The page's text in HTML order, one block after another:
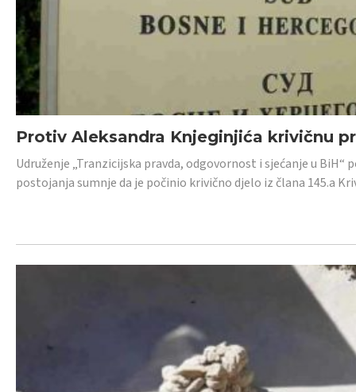
Protiv Aleksandra Knjeginjića krivičnu
Udruženje „Tranzicijska pravda, odgovornost i sjećanje u
postojanja sumnje da je počinio krivično djelo iz člana 145.a